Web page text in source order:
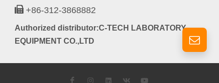
+86-312-3868882
Authorized distributor:C-TECH LABORATORY
EQUIPMENT CO.,LTD
FacebookInstagramLinkedIn
VK YouTube